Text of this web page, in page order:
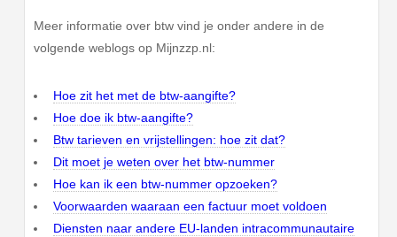
Meer informatie over btw vind je onder andere in de
volgende weblogs op Mijnzzp.nl:
Hoe zit het met de btw-aangifte?
Hoe doe ik btw-aangifte?
Btw tarieven en vrijstellingen: hoe zit dat?
Dit moet je weten over het btw-nummer
Hoe kan ik een btw-nummer opzoeken?
Voorwaarden waaraan een factuur moet voldoen
Diensten naar andere EU-landen intracommunautaire